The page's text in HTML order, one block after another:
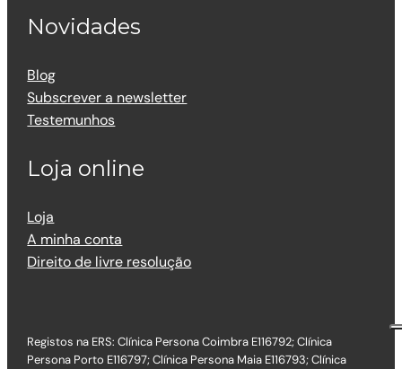
Novidades
Blog
Subscrever a newsletter
Testemunhos
Loja online
Loja
A minha conta
Direito de livre resolução
Registos na ERS: Clínica Persona Coimbra E116792; Clínica
Persona Porto E116797; Clínica Persona Maia E116793; Clínica